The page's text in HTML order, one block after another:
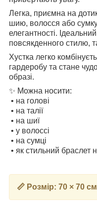
Легка, приємна на
шию, волосся або
елегантності.
повсякденного стилю,
Хустка легко
гардеробу та стане
образі.
✨ Можна носити:
• на голові
• на талії
• на шиї
• у волоссі
• на сумці
• як стильний браслет
📏 Розмір: 70 × 70 см